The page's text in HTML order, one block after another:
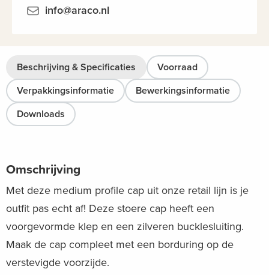
info@araco.nl
Beschrijving & Specificaties
Voorraad
Verpakkingsinformatie
Bewerkingsinformatie
Downloads
Omschrijving
Met deze medium profile cap uit onze retail lijn is je
outfit pas echt af! Deze stoere cap heeft een
voorgevormde klep en een zilveren bucklesluiting.
Maak de cap compleet met een borduring op de
verstevigde voorzijde.